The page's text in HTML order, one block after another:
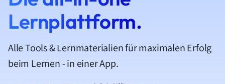
Lernplattform.
Alle Tools & Lernmaterialien für maximalen Erfolg
beim Lernen - in einer App.